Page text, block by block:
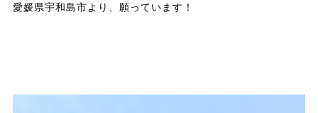
愛媛県宇和島市より、願っています！